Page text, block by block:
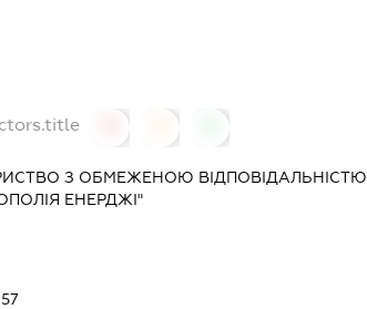
З ОБМЕЖЕНОЮ ВІДПОВІДАЛЬНІСТЮ
ЕНЕРДЖІ"